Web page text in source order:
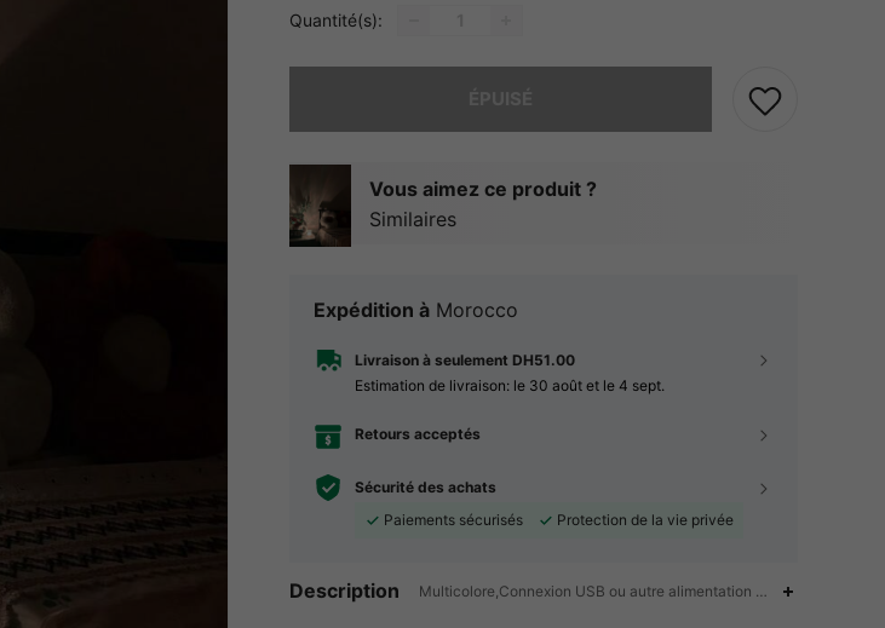
Quantité(s):
Vous aimez ce produit ?
Similaires
Expédition à Morocco
Livraison à seulement DH51.00
Estimation de livraison: le 30 août et le 4 sept.
Retours acceptés
Sécurité des achats
Paiements sécurisés
Protection de la vie privée
Description Multicolore,Connexion USB ou autre alimentation CC, Alimenté par